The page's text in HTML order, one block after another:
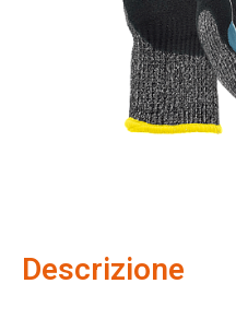
Descrizione